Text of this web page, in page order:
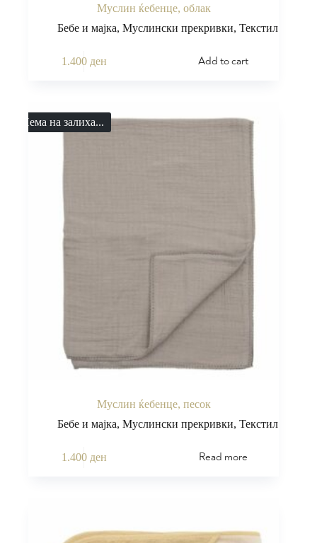
Муслин ќебенце, облак
Бебе и мајка,Муслински прекривки,Текстил
1.400 ден Add to cart
Нема на залиха...
Муслин ќебенце, песок
Бебе и мајка,Муслински прекривки,Текстил
1.400 ден Read more